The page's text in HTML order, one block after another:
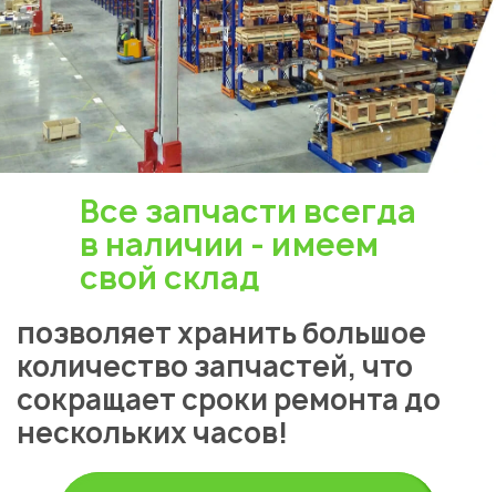
Все запчасти всегда
в наличии - имеем
свой склад
позволяет хранить большое
количество запчастей, что
сокращает сроки ремонта до
нескольких часов!
Укажите из какого вы
города
Астана